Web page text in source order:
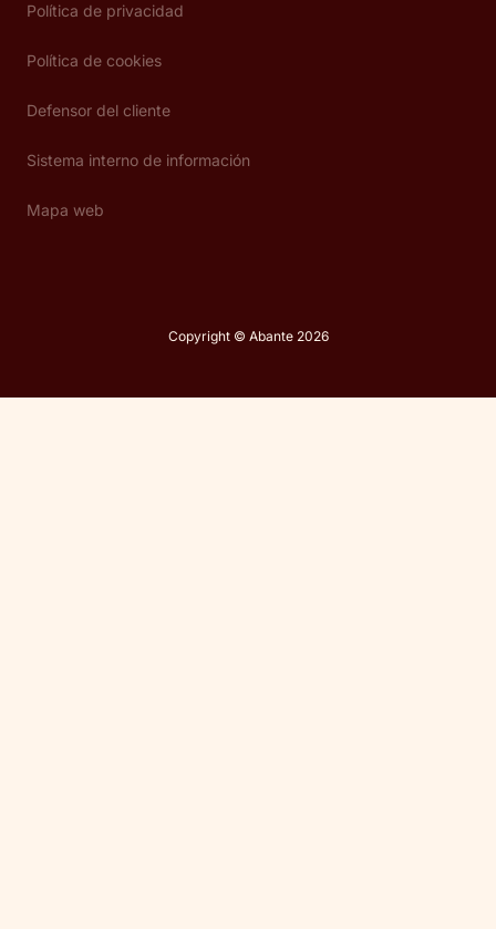
Política de privacidad
Política de cookies
Defensor del cliente
Sistema interno de información
Mapa web
Copyright © Abante 2026